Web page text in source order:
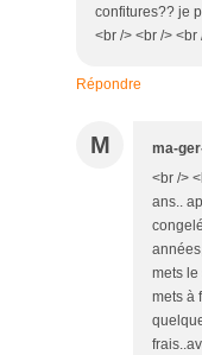
confitures?? je
<br /> <br /> <br
Répondre
M ma-
<br />
ans..
mets
mets à